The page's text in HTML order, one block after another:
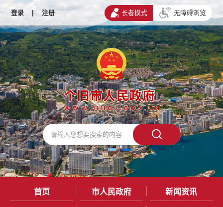
登录 | 注册 长者模式 无障碍浏览
首页 市人民政府 新闻资讯